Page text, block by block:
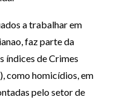
a trabalhar em
faz parte da
índices de Crimes
como homicídios, em
pelo setor de